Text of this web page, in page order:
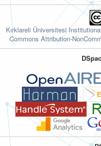
Kırklareli Üniversitesi
Commons Attribution-